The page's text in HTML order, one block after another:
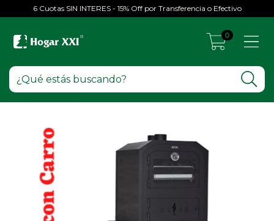
6 Cuotas SIN INTERES - 15% Off por Transferencia o Efectivo
0